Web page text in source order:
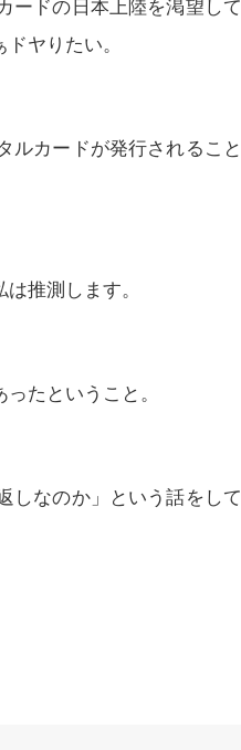
ードの日本上陸を渇望して
ヤりたい。
ルカードが発行されること
推測します。
たということ。
しなのか」という話をして